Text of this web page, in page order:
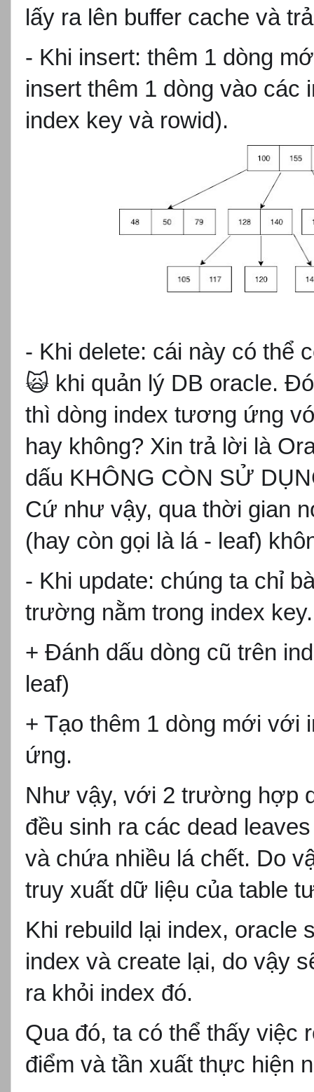
lấy ra l ên buffer cache và tr
- Khi insert: thêm 1 dòng m
insert thêm 1 dòng vào các
index key và rowid).
- Khi delete: cái này có thể
🙀 khi quản l ý DB oracle.
thì dòng index tương ứng
hay không? Xin trả lời l à
dấu KHÔNG CÒN SỬ
Cứ như vậy, qua thời gian n
(hay còn gọi l à lá - leaf)
- Khi update: chúng ta chỉ b
trường nằm trong index
+ Đánh dấu dòng cũ trên
leaf)
+ Tạo thêm 1 dòng mới với
ứng.
Như vậy, với 2 trường hợp
đều sinh ra các dead
và chứa nhiều l á chết. Do
truy xuất dữ liệu của table t
Khi rebuild l ại index, oracle
index và create l ại, do vậy
ra khỏi index đó.
Qua đó, ta có thể thấy việc
điểm và tần xuất thực hiện n